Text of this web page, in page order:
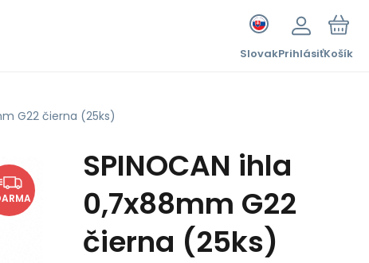
SlovakPrihlásiťKošík
G22 čierna (25ks)
SPINOCAN ihla
0,7x88mm G22
čierna (25ks)